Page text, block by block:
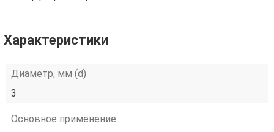
Характеристики
Диаметр, мм (d)
3
Основное применение